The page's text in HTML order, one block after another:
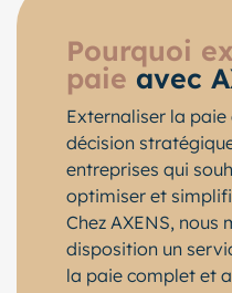
Pourquoi
paie avec
Externaliser la paie
décision
entreprises qui
optimiser et
Chez AXENS,
disposition un
la paie complet et